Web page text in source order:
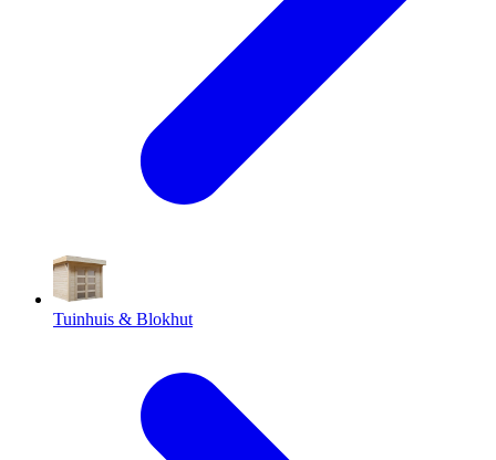
Tuinhuis & Blokhut